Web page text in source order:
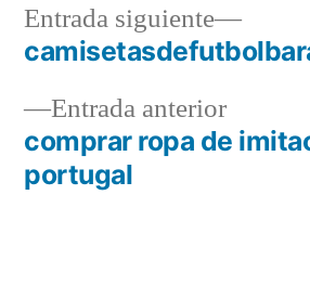
Navegación
de
entradas
Entrada anteriorEntrada
comprar ropa de
portugal
Entrada siguiente
Entrada